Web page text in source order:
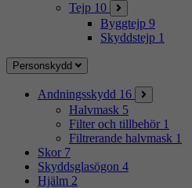
Tejp 10
Byggtejp 9
Skyddstejp 1
Personskydd
Andningsskydd 16
Halvmask 5
Filter och tillbehör 1
Filtrerande halvmask 1
Skor 7
Skyddsglasögon 4
Hjälm 2